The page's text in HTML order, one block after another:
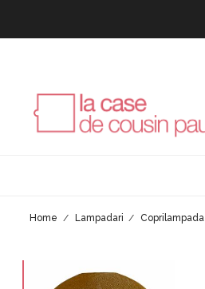
Home Lampadari Coprilampada